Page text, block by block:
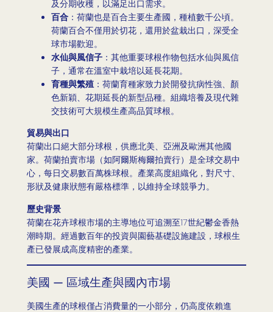
及分期收穫，以滿足出口需求。
百合：荷蘭也是百合主要生產國，種植數千公頃。
荷蘭百合不僅用於切花，還用於盆栽出口，深受全
球市場歡迎。
水仙與風信子：其他重要球根作物包括水仙與風信
子，通常在溫室中栽培以延長花期。
育種與繁殖：荷蘭育種家致力於開發抗病性強、顏
色新穎、花期延長的新型品種。組織培養及現代雜
交技術可大規模生產高品質球根。
貿易與出口
荷蘭出口絕大部分球根，供應北美、亞洲及歐洲其他國
家。荷蘭拍賣市場（如阿爾斯梅爾拍賣行）是全球交易中
心，每日交易數百萬株球根。產業高度組織化，對尺寸、
形狀及健康狀態有嚴格標準，以維持全球競爭力。
歷史背景
荷蘭在花卉球根市場的主導地位可追溯至17世紀鬱金香熱
潮時期。經過數百年的投資與園藝基礎設施建設，球根生
產已發展成高度精密的產業。
美國 — 區域生產與國內市場
美國生產的球根僅占消費量的一小部分，仍高度依賴進